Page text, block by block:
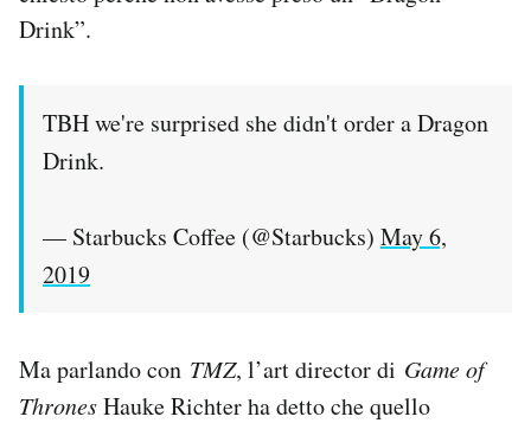
Drink”.
TBH we're surprised she didn't order a Dragon
Drink.
— Starbucks Coffee (@Starbucks) May 6,
2019
Ma parlando con TMZ, l’art director di Game of
ThronesHauke Richter ha detto che quello